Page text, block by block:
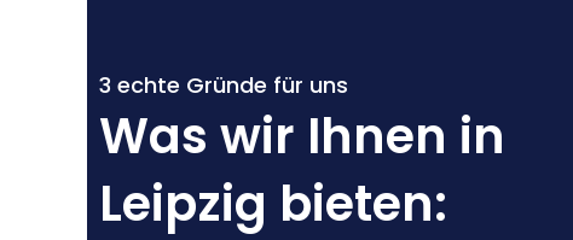
3 echte Gründe für uns
Was wir Ihnen in
Leipzig bieten: